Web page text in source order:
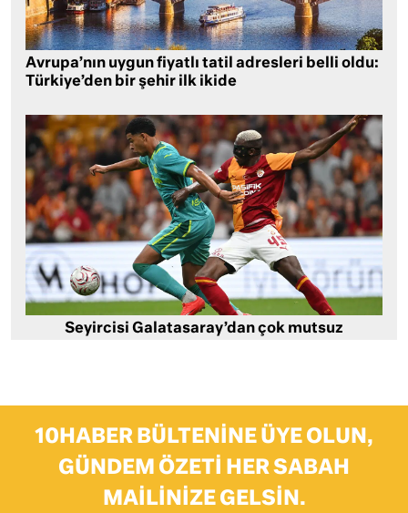
Avrupa’nın uygun fiyatlı tatil adresleri belli oldu:
Türkiye’den bir şehir ilk ikide
Seyircisi Galatasaray’dan çok mutsuz
10HABER BÜLTENINE ÜYE OLUN,
GÜNDEM ÖZETI HER SABAH
MAILINIZE GELSIN.